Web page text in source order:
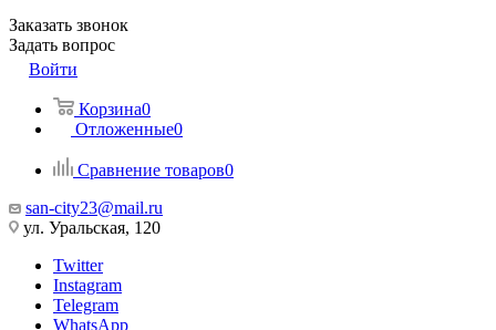
Заказать звонок
Задать вопрос
Войти
Корзина0
Отложенные0
Сравнение товаров0
san-city23@mail.ru
ул. Уральская, 120
Twitter
Instagram
Telegram
WhatsApp